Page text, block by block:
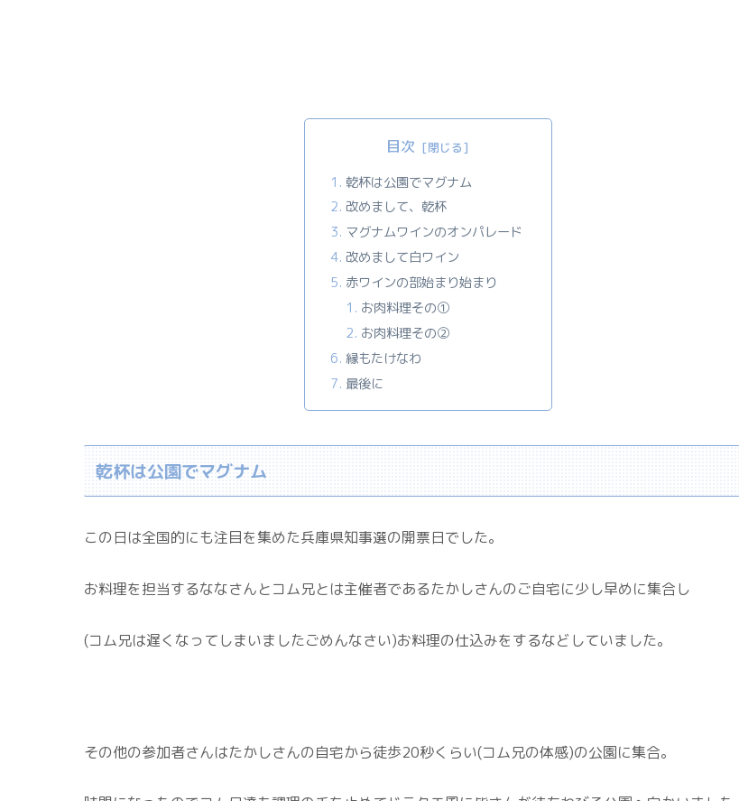
目次
乾杯は公園でマグナム
改めまして、乾杯
マグナムワインのオンパレード
改めまして白ワイン
赤ワインの部始まり始まり
お肉料理その①
お肉料理その②
縁もたけなわ
最後に
乾杯は公園でマグナム
この日は全国的にも注目を集めた兵庫県知事選の開票日でした。
お料理を担当するななさんとコム兄とは主催者であるたかしさんのご自宅に少し早めに集合し
(コム兄は遅くなってしまいましたごめんなさい)お料理の仕込みをするなどしていました。
その他の参加者さんはたかしさんの自宅から徒歩20秒くらい(コム兄の体感)の公園に集合。